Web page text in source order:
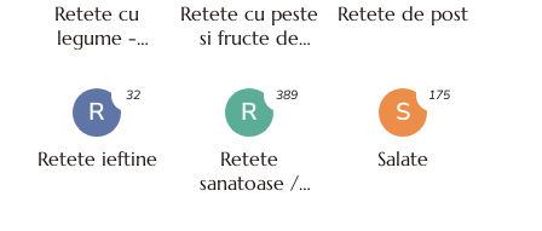
Retete cu
legume -
Retete cu peste
si fructe de
Retete de post
R
Retete ieftine
32
R
Retete
sanatoase /
389
S
Salate
175